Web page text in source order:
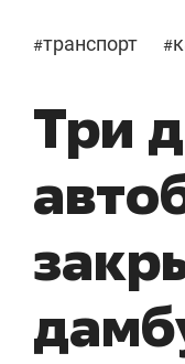
#транспорт #
Три